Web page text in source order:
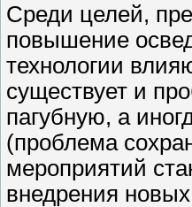
Среди целей,
повышение
технологии
существует и
пагубную, а
(проблема
мероприятий
внедрения